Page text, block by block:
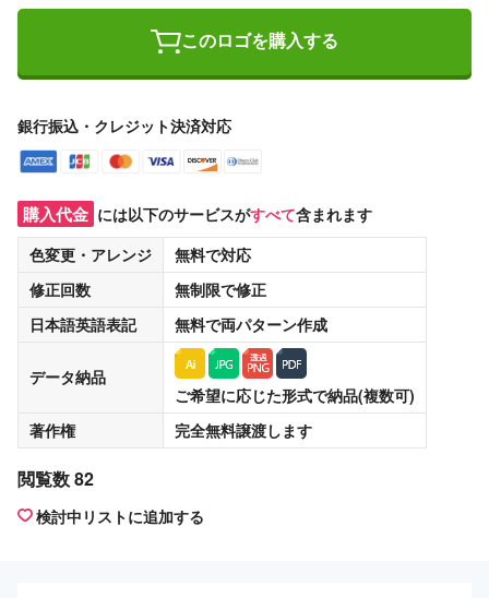
このロゴを購入する
銀行振込・クレジット決済対応
購入代金 には以下のサービスがすべて含まれます
色変更・アレンジ
無料で対応
修正回数
無制限で修正
日本語英語表記
無料で両パターン作成
データ納品
ご希望に応じた形式で納品(複数可)
著作権
完全無料譲渡します
閲覧数 82
検討中リストに追加する